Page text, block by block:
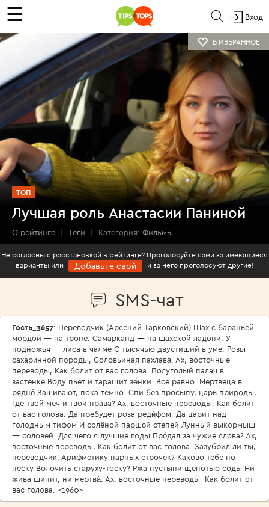
☰ Вход
В ИЗБРАННОЕ
ТОП
Лучшая роль Анастасии Паниной
О рейтинге | Теги | Категория: Фильмы
Не согласны с расстановкой в рейтинге? Проголосуйте сами за имеющиеся
варианты или
Добавьте свой и за него проголосуют другие!
SMS-чат
Гость_3657: Переводчик (Арсений Тарковский) Шах с бараньей
мордой — на троне. Самарканд — на шахской ладони. У
подножья — лиса в чалме С тысячью двустиший в уме. Розы
сахари́нной породы, Соловьиная пахлава́. Ах, восточные
переводы, Как болит от вас голова. Полуголый палач в
застенке Воду пьёт и таращит зе́нки. Всё равно. Мертвеца в
рядно́ Зашивают, пока темно. Спи без просыпу, царь природы,
Где твой меч и твои права? Ах, восточные переводы, Как болит
от вас голова. Да пребудет роза реди́фом, Да царит над
голодным тифом И солёной паршо́й степей Лунный выкормыш
— соловей. Для чего я лучшие годы Про́дал за чужие слова? Ах,
восточные переводы, Как болит от вас голова. Зазубрил ли ты,
переводчик, Арифметику парных строчек? Каково тебе по
песку Волочить старуху-тоску? Ржа пустыни щепотью соды Ни
жива шипит, ни мертва́. Ах, восточные переводы, Как болит от
вас голова. <1960>